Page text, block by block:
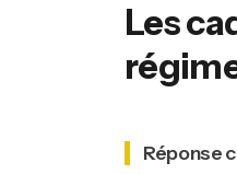
Les
Réponse